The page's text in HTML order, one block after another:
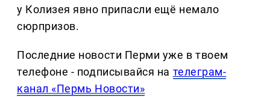
у Колизея явно припасли ещё немало
сюрпризов.
Последние новости Перми уже в твоем
телефоне - подписывайся на телеграм-
канал «Пермь Новости»